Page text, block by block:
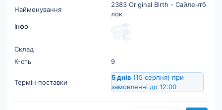
Найменування
2383 Original Birth - Сайлентб
лок
Інфо
Склад
К-cть
9
Термін поставки
5 днів (15 серпня) при
замовленні до 12:00